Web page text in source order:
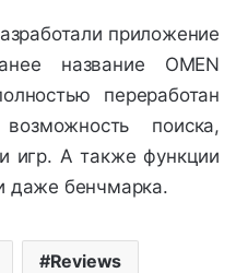
приложение
название OMEN
переработан
поиска,
игр. А также функции
даже бенчмарка.
Reviews